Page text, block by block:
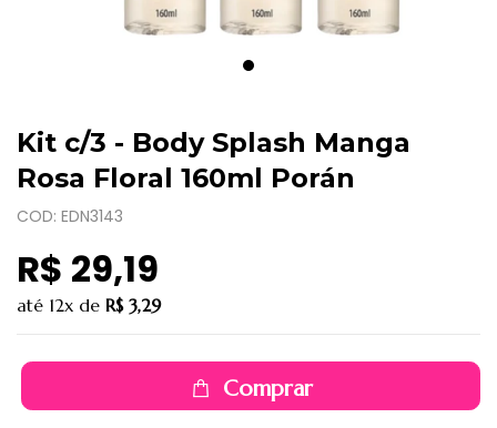
Kit c/3 - Body Splash Manga
Rosa Floral 160ml Porán
COD: EDN3143
R$ 29,19
até 12x de R$ 3,29
Comprar